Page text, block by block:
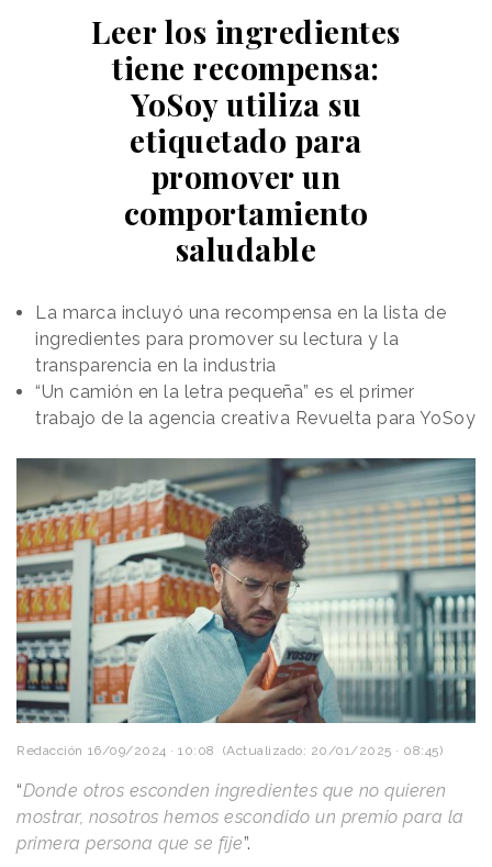
Leer los ingredientes
tiene recompensa:
YoSoy utiliza su
etiquetado para
promover un
comportamiento
saludable
La marca incluyó una recompensa en la lista de
ingredientes para promover su lectura y la
transparencia en la industria
“Un camión en la letra pequeña” es el primer
trabajo de la agencia creativa Revuelta para YoSoy
Redacción 16/09/2024 · 10:08 (Actualizado: 20/01/2025 · 08:45)
“Donde otros esconden ingredientes que no quieren
mostrar, nosotros hemos escondido un premio para la
primera persona que se fije”.